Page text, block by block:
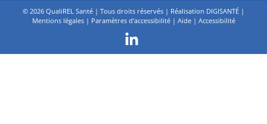
© 2026 QualiREL Santé | Tous droits réservés | Réalisation DIGISANTÉ |
Mentions légales| Paramètres d'accessibilité| Aide| Accessibilité